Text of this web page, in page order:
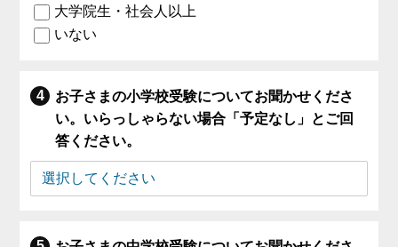
大学院生・社会人以上
いない
お子さまの小学校受験についてお聞かせくださ
い。いらっしゃらない場合「予定なし」とご回
答ください。